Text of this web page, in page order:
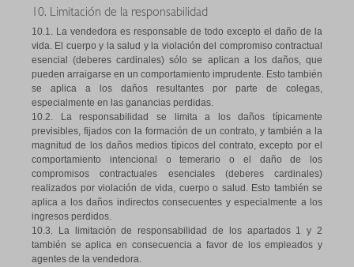
10. Limitación de la responsabilidad
10.1. La vendedora es responsable de todo excepto el daño de la
vida. El cuerpo y la salud y la violación del compromiso contractual
esencial (deberes cardinales) sólo se aplican a los daños, que
pueden arraigarse en un comportamiento imprudente. Esto también
se aplica a los daños resultantes por parte de colegas,
especialmente en las ganancias perdidas.
10.2. La responsabilidad se limita a los daños típicamente
previsibles, fijados con la formación de un contrato, y también a la
magnitud de los daños medios típicos del contrato, excepto por el
comportamiento intencional o temerario o el daño de los
compromisos contractuales esenciales (deberes cardinales)
realizados por violación de vida, cuerpo o salud. Esto también se
aplica a los daños indirectos consecuentes y especialmente a los
ingresos perdidos.
10.3. La limitación de responsabilidad de los apartados 1 y 2
también se aplica en consecuencia a favor de los empleados y
agentes de la vendedora.